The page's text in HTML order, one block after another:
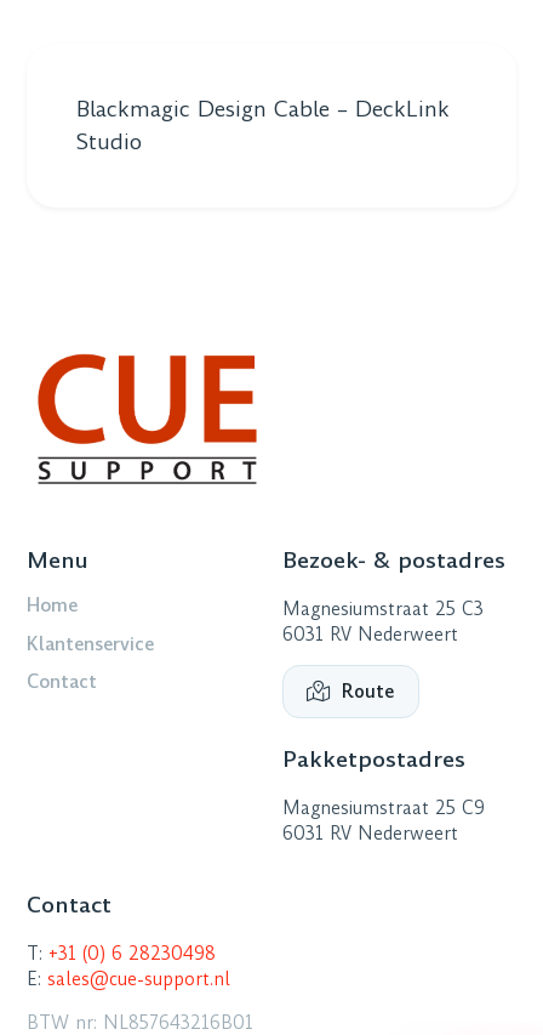
Blackmagic Design Cable – DeckLink
Studio
Menu
Home
Klantenservice
Contact
Bezoek- & postadres
Magnesiumstraat 25 C3
6031 RV Nederweert
Route
Pakketpostadres
Magnesiumstraat 25 C9
6031 RV Nederweert
Contact
T: +31 (0) 6 28230498
E:sales@cue-support.nl
BTW nr: NL857643216B01